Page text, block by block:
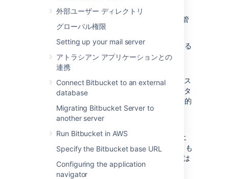
外部ユーザー ディレクトリ
グローバル権限
Setting up your mail server
アトラシアン アプリケーションとの
連携
Connect Bitbucket to an external
database
Migrating Bitbucket Server to
another server
Run Bitbucket in AWS
Specify the Bitbucket base URL
Configuring the application
navigator
Data Center Migration は、次のことができる管
理者向けのツールです。
複数の Bitbucket インスタンスを集約する
Bitbucket Server から Bitbucket Data
Center に移行する
ある Bitbucket Data Center インスタンス
から別の Bitbucket Data Center インスタ
ンスにプロジェクトとリポジトリを選択的
にエクスポート/インポートする
Data Center デプロイメントから、プル リクエ
スト、コメント、および添付ファイル履歴ととも
に、Bitbucket Data Center にインポートまたは
エクスポートできます。